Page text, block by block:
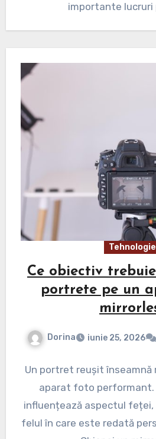
importante lucruri
Tehnologie
Ce obiectiv
portrete pe un
Dorina iunie 25, 2026
Un portret reușit înseamnă
aparat foto performant.
influențează aspectul feței,
felul în care este redată